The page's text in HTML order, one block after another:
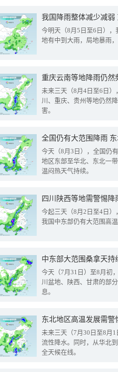
我国降雨整体减少减弱
今明天（8月5日至6日）
地有中到大雨，局地暴雨
重庆云南等地降雨仍然
未来三天（8月4日至6日
川、重庆、贵州等地仍然
害。
全国仍有大范围降雨
今天（8月3日），全国仍
地区东部至华北、东北一
温闷热天气持续。
今起三天（8月2日至4日
我国中东部仍有大范围高
中东部大范围桑拿天
今天（7月31日）至8月初
川盆地、陕西、甘肃的部
息。
东北地区高温发展需
未来三天（7月30日至8月
流性降水。同时，从华北
全天候在线。